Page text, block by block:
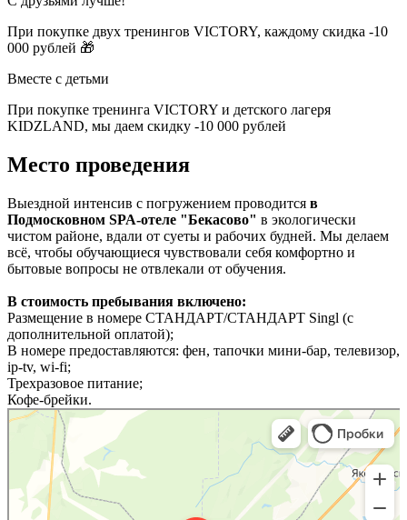
При покупке двух тренингов VICTORY, каждому скидка -10
000 рублей 🎁
Вместе с детьми
При покупке тренинга VICTORY и детского лагеря
KIDZLAND, мы даем скидку -10 000 рублей
Место проведения
Выездной интенсив с погружением проводится в
Подмосковном SPA-отеле "Бекасово" в экологически
чистом районе, вдали от суеты и рабочих будней. Мы делаем
всё, чтобы обучающиеся чувствовали себя комфортно и
бытовые вопросы не отвлекали от обучения.
В стоимость пребывания включено:
Размещение в номере СТАНДАРТ/СТАНДАРТ Singl (с
дополнительной оплатой);
В номере предоставляются: фен, тапочки мини-бар, телевизор,
ip-tv, wi-fi;
Трехразовое питание;
Кофе-брейки.
Комплекс отдыха Бекасово
База, дом отдыха в Москве и Московской области